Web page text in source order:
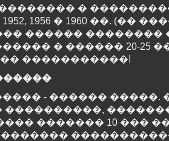
�
1956 � 1960 ��. (��
������ ��������
� ������ 20-25
�����������!
- ������ �����.
������� 10 ���